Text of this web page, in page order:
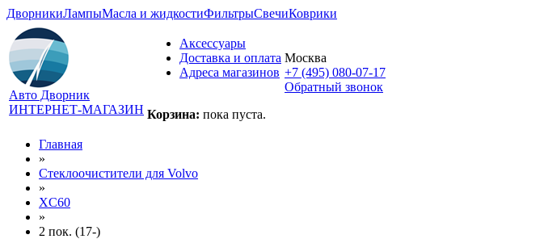
ДворникиЛампыМасла и жидкостиФильтрыСвечиКоврики
Авто Дворник
ИНТЕРНЕТ-МАГАЗИН
Аксессуары
Доставка и оплата
Адреса магазинов
Корзина: пока пуста.
Москва
+7 (495) 080-07-17
Обратный звонок
Главная
»
Стеклоочистители для Volvo
»
XC60
»
2 пок. (17-)